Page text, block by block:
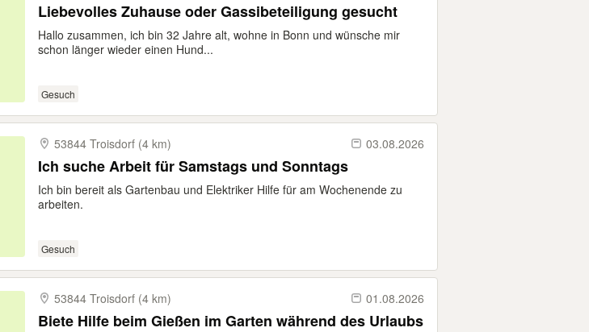
Liebevolles Zuhause oder Gassibeteiligung gesucht
Hallo zusammen, ich bin 32 Jahre alt, wohne in Bonn und wünsche mir
schon länger wieder einen Hund...
Gesuch
53844 Troisdorf (4 km) 03.08.2026
Ich suche Arbeit für Samstags und Sonntags
Ich bin bereit als Gartenbau und Elektriker Hilfe für am Wochenende zu
arbeiten.
Gesuch
53844 Troisdorf (4 km) 01.08.2026
Biete Hilfe beim Gießen im Garten während des Urlaubs